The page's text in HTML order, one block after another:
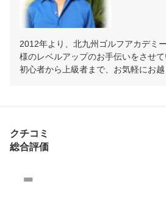
2012年より、北九州ゴルフアカデミ
様のレベルアップのお手伝いをさせて
初心者から上級者まで、お気軽にお越
クチコミ
総合評価
-